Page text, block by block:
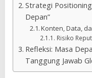
Strategi
Depan”
Konten, Data,
Risiko
Refleksi: Masa
Tanggung Jawab